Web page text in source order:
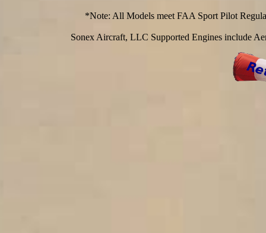
*Note: All Models meet FAA Sport Pilot
Sonex Aircraft, LLC Supported Engines include